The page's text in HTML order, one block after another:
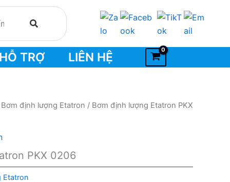
TRỢ LIÊN HỆ
Bơm định lượng Etatron / Bơm định lượng Etatron PKX
PKX 0206
Etatron